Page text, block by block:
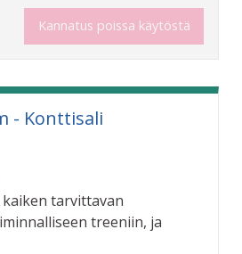
Kannatus poissa käytöstä
- Konttisali
tarvittavan
treeniin, ja